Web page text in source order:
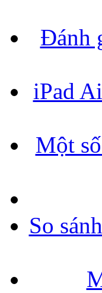
Đánh
iPad
Một
So